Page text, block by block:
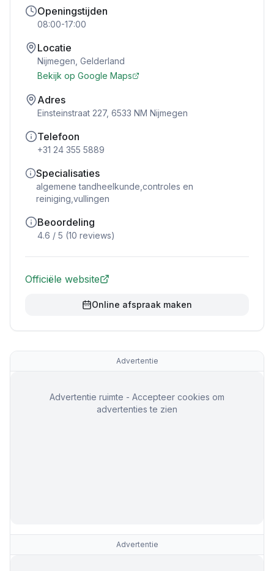
Openingstijden
08:00-17:00
Locatie
Nijmegen Gelderland
Bekijk op Google Maps
Adres
Einsteinstraat 227, 6533 NM Nijmegen
Telefoon
+31 24 355 5889
Specialisaties
algemene tandheelkunde,controles en
reiniging,vullingen
Beoordeling
4.6 / 5 (10 reviews)
Officiële website
Online afspraak maken
Advertentie
Advertentie ruimte - Accepteer cookies om
advertenties te zien
Advertentie